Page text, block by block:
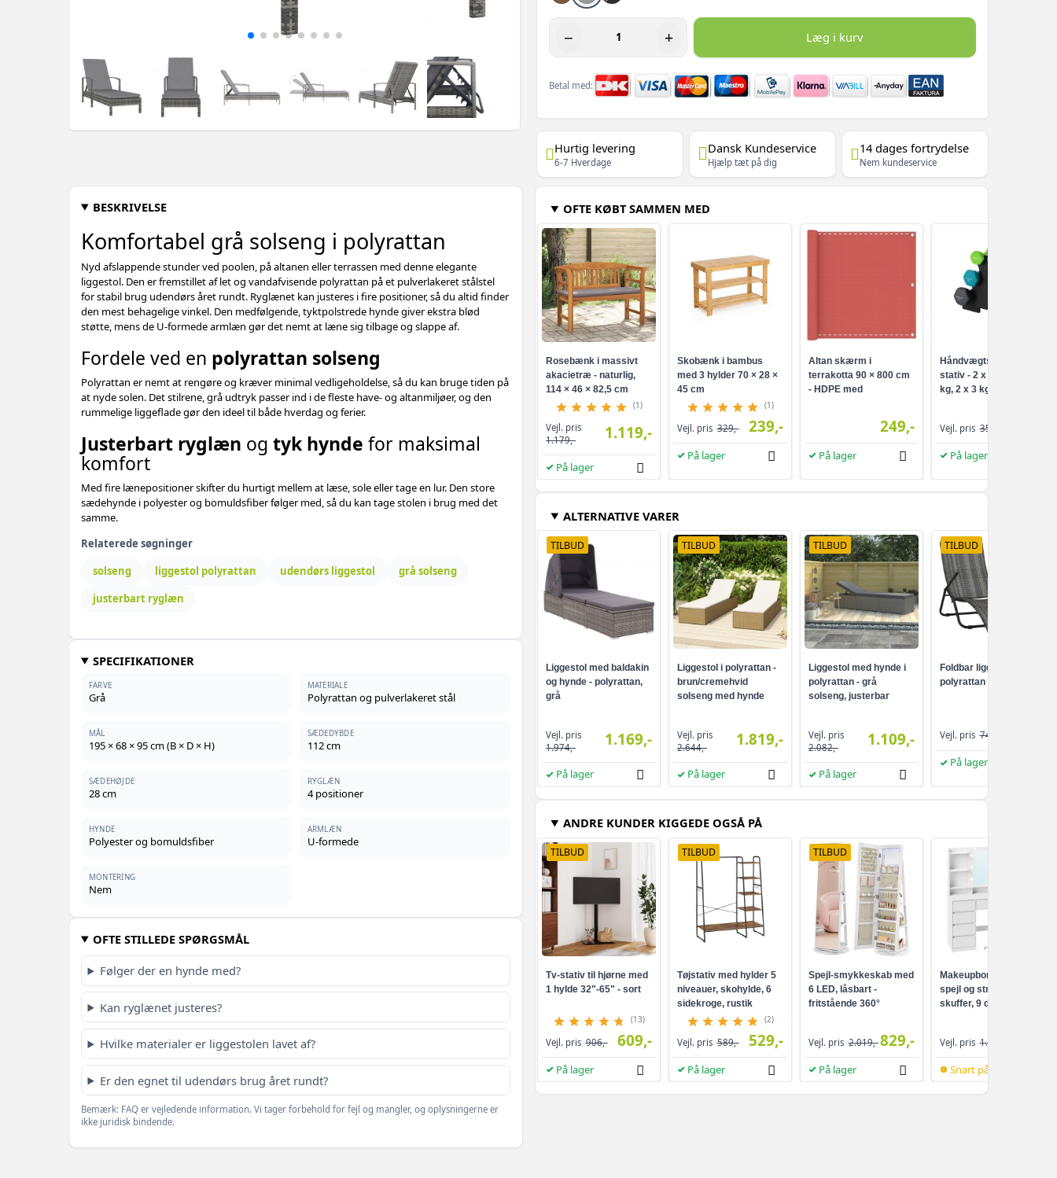
− + Læg i kurv
Betal med:
Hurtig levering
6-7 Hverdage
Dansk Kundeservice
Hjælp tæt på dig
14 dages fortrydelse
Nem kundeservice
BESKRIVELSE
Komfortabel grå solseng i polyrattan
Nyd afslappende stunder ved poolen, på altanen eller terrassen med denne elegante
liggestol. Den er fremstillet af let og vandafvisende polyrattan på et pulverlakeret stålstel
for stabil brug udendørs året rundt. Ryglænet kan justeres i fire positioner, så du altid finder
den mest behagelige vinkel. Den medfølgende, tyktpolstrede hynde giver ekstra blød
støtte, mens de U‑formede armlæn gør det nemt at læne sig tilbage og slappe af.
Fordele ved en polyrattan solseng
Polyrattan er nemt at rengøre og kræver minimal vedligeholdelse, så du kan bruge tiden på
at nyde solen. Det stilrene, grå udtryk passer ind i de fleste have- og altanmiljøer, og den
rummelige liggeflade gør den ideel til både hverdag og ferier.
Justerbart ryglæn og tyk hynde for maksimal
komfort
Med fire lænepositioner skifter du hurtigt mellem at læse, sole eller tage en lur. Den store
sædehynde i polyester og bomuldsfiber følger med, så du kan tage stolen i brug med det
samme.
Relaterede søgninger
solseng
liggestol polyrattan udendørs liggestol
grå solseng
justerbart ryglæn
SPECIFIKATIONER
FARVE
Grå
MATERIALE
Polyrattan og pulverlakeret stål
MÅL
195 × 68 × 95 cm (B × D × H)
SÆDEDYBDE
112 cm
SÆDEHØJDE
28 cm
RYGLÆN
4 positioner
HYNDE
Polyester og bomuldsfiber
ARMLÆN
U‑formede
MONTERING
Nem
OFTE STILLEDE SPØRGSMÅL
Følger der en hynde med?
Kan ryglænet justeres?
Hvilke materialer er liggestolen lavet af?
Er den egnet til udendørs brug året rundt?
Bemærk: FAQ er vejledende information. Vi tager forbehold for fejl og mangler, og oplysningerne er
ikke juridisk bindende.
OFTE KØBT SAMMEN MED
Rosebænk i massivt
akacietræ - naturlig,
114 × 46 × 82,5 cm
(1)
Vejl. pris
1.179,-
1.119,-
På lager
Skobænk i bambus
med 3 hylder 70 × 28 ×
45 cm
(1)
Vejl. pris 329,- 239,-
På lager
Altan skærm i
terrakotta 90 × 800 cm
- HDPE med
249,-
På lager
Håndvægtsæt med
stativ - 2 x 1 kg, 2 x 2
kg, 2 x 3 kg, neopren -
Vejl. pris 359,-
På lager
ALTERNATIVE VARER
TILBUD
Liggestol med baldakin
og hynde - polyrattan,
grå
Vejl. pris
1.974,-
1.169,-
På lager
TILBUD
Liggestol i polyrattan -
brun/cremehvid
solseng med hynde
Vejl. pris
2.644,-
1.819,-
På lager
TILBUD
Liggestol med hynde i
polyrattan - grå
solseng, justerbar
Vejl. pris
2.082,-
1.109,-
På lager
TILBUD
Foldbar liggestol i
polyrattan - grå
Vejl. pris 744,-
På lager
ANDRE KUNDER KIGGEDE OGSÅ PÅ
TILBUD
Tv-stativ til hjørne med
1 hylde 32"-65" - sort
(13)
Vejl. pris 906,- 609,-
På lager
TILBUD
Tøjstativ med hylder 5
niveauer, skohylde, 6
sidekroge, rustik
brun/sort
(2)
Vejl. pris 589,- 529,-
På lager
TILBUD
Spejl-smykkeskab med
6 LED, låsbart -
fritstående 360°
helkropsspejl, 3
opbevaringshylder -
hvid/greige
Vejl. pris 2.019,-829,-
På lager
Makeupbord med LED-
spejl og strømudtag - 9
skuffer, 9 dæmpbare
Vejl. pris 1.099,-
Snart på lager